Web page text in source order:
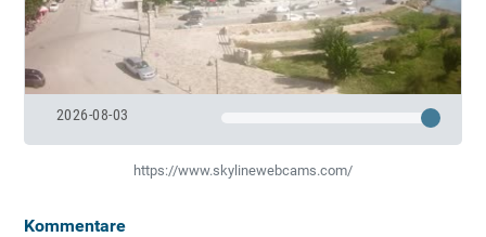
2026-08-03
https://www.skylinewebcams.com/
Kommentare